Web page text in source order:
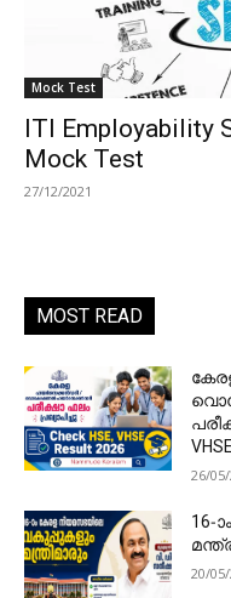
Mock Test
ITI Employability
Mock Test
27/12/2021
MOST READ
26/
16-
20/